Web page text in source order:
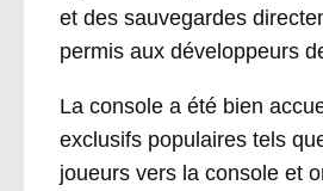
et des sauvegardes
permis aux développeurs
La console a été bien
exclusifs populaires tels
joueurs vers la console et